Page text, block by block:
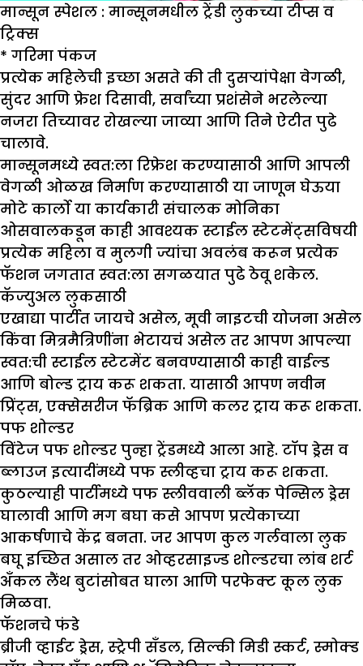
मान्सून स्पेशल : मान्सूनमधील ट्रेंडी लुकच्या टीप्स व
ट्रिक्स
* गरिमा पंकज
प्रत्येक महिलेची इच्छा असते की ती दुसऱ्यांपेक्षा वेगळी,
सुंदर आणि फ्रेश दिसावी, सर्वांच्या प्रशंसेने भरलेल्या
नजरा तिच्यावर रोखल्या जाव्या आणि तिने ऐटीत पुढे
चालावे.
मान्सूनमध्ये स्वत:ला रिफ्रेश करण्यासाठी आणि आपली
वेगळी ओळख निर्माण करण्यासाठी या जाणून घेऊया
मोटे कार्लो या कार्यकारी संचालक मोनिका
ओसवालकडून काही आवश्यक स्टाईल स्टेटमेंट्सविषयी
प्रत्येक महिला व मुलगी ज्यांचा अवलंब करून प्रत्येक
फॅशन जगतात स्वत:ला सगळयात पुढे ठेवू शकेल.
कॅज्युअल लुकसाठी
एखाद्या पार्टीत जायचे असेल, मूवी नाइटची योजना असेल
किंवा मित्रमैत्रिणींना भेटायचं असेल तर आपण आपल्या
स्वत:ची स्टाईल स्टेटमेंट बनवण्यासाठी काही वाईल्ड
आणि बोल्ड ट्राय करू शकता. यासाठी आपण नवीन
प्रिंट्स, एक्सेसरीज फॅब्रिक आणि कलर ट्राय करू शकता.
पफ शोल्डर
विंटेज पफ शोल्डर पुन्हा ट्रेंडमध्ये आला आहे. टॉप ड्रेस व
ब्लाउज इत्यादींमध्ये पफ स्लीव्हचा ट्राय करू शकता.
कुठल्याही पार्टीमध्ये पफ स्लीववाली ब्लॅक पेन्सिल ड्रेस
घालावी आणि मग बघा कसे आपण प्रत्येकाच्या
आकर्षणाचे केंद्र बनता. जर आपण कुल गर्लवाला लुक
बघू इच्छित असाल तर ओव्हरसाइज्ड शोल्डरचा लांब शर्ट
अँकल लैंथ बुटांसोबत घाला आणि परफेक्ट कूल लुक
मिळवा.
फॅशनचे फंडे
ब्रीजी व्हाईट ड्रेस, स्ट्रेपी सँडल, सिल्की मिडी स्कर्ट, स्मोक्ड